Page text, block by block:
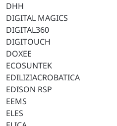
DHH
DIGITAL MAGICS
DIGITAL360
DIGITOUCH
DOXEE
ECOSUNTEK
EDILIZIACROBATICA
EDISON RSP
EEMS
ELES